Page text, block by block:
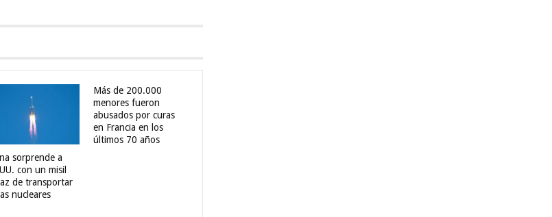
sorprende a
con un misil
de transportar
nucleares
Más de 200.000
menores fueron
abusados por curas
en Francia en los
últimos 70 años